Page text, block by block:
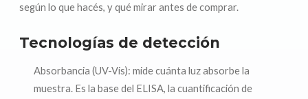
según lo que hacés, y qué mirar antes de comprar.
Tecnologías de detección
Absorbancia (UV-Vis): mide cuánta luz absorbe la
muestra. Es la base del ELISA, la cuantificación de